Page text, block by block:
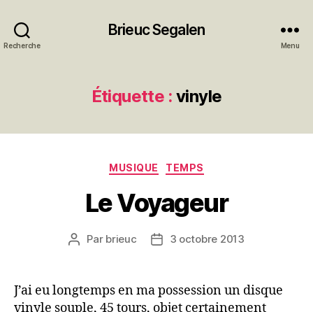
Recherche
Brieuc Segalen
Menu
Étiquette : vinyle
Catégories
MUSIQUE TEMPS
Le Voyageur
Auteur
Par brieuc
Date3 octobre 2013
J’ai eu longtemps en ma possession un disque
vinyle souple, 45 tours, objet certainement